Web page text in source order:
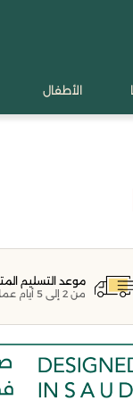
الأطفال
موعد التسليم
من 2 إلى 5 أيام عمل